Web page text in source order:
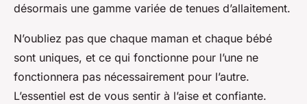
désormais une gamme variée de tenues d’allaitement.
N’oubliez pas que chaque maman et chaque bébé
sont uniques, et ce qui fonctionne pour l’une ne
fonctionnera pas nécessairement pour l’autre.
L’essentiel est de vous sentir à l’aise et confiante.